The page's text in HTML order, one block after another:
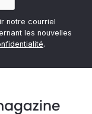
notre courriel
les nouvelles
.